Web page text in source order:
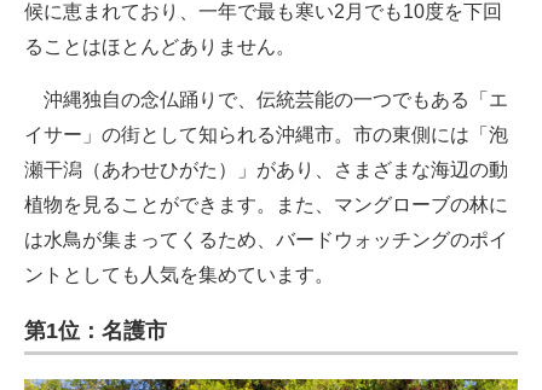
候に恵まれており、一年で最も寒い2月でも10度を下回
ることはほとんどありません。
沖縄独自の念仏踊りで、伝統芸能の一つでもある「エ
イサー」の街として知られる沖縄市。市の東側には「泡
瀬干潟（あわせひがた）」があり、さまざまな海辺の動
植物を見ることができます。また、マングローブの林に
は水鳥が集まってくるため、バードウォッチングのポイ
ントとしても人気を集めています。
第1位：名護市